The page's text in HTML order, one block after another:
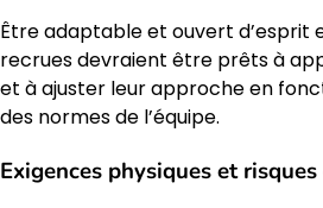
Être adaptable et ouvert d’esprit
recrues devraient être prêts à
et à ajuster leur approche en
des normes de l’équipe.
Exigences physiques et